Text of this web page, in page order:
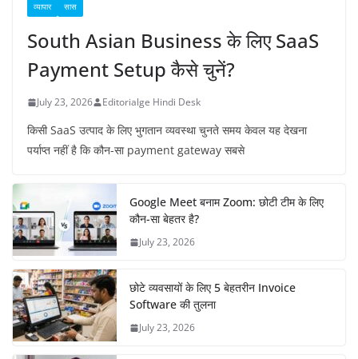
व्यापार सास
South Asian Business के लिए SaaS
Payment Setup कैसे चुनें?
July 23, 2026 Editorialge Hindi Desk
किसी SaaS उत्पाद के लिए भुगतान व्यवस्था चुनते समय केवल यह देखना
पर्याप्त नहीं है कि कौन-सा payment gateway सबसे
Google Meet बनाम Zoom: छोटी टीम के लिए
कौन-सा बेहतर है?
July 23, 2026
छोटे व्यवसायों के लिए 5 बेहतरीन Invoice
Software की तुलना
July 23, 2026